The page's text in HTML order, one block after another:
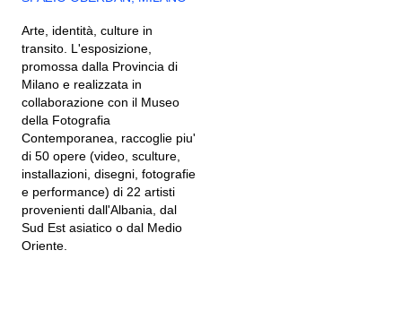
Arte, identità, culture in
transito. L'esposizione,
promossa dalla Provincia di
Milano e realizzata in
collaborazione con il Museo
della Fotografia
Contemporanea, raccoglie piu'
di 50 opere (video, sculture,
installazioni, disegni, fotografie
e performance) di 22 artisti
provenienti dall'Albania, dal
Sud Est asiatico o dal Medio
Oriente.